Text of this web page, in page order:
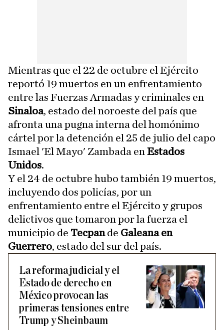
Mientras que el 22 de octubre el Ejército
reportó 19 muertos en un enfrentamiento
entre las Fuerzas Armadas y criminales en
Sinaloa, estado del noroeste del país que
afronta una pugna interna del homónimo
cártel por la detención el 25 de julio del capo
Ismael 'El Mayo' Zambada en Estados
Unidos.
Y el 24 de octubre hubo también 19 muertos,
incluyendo dos policías, por un
enfrentamiento entre el Ejército y grupos
delictivos que tomaron por la fuerza el
municipio de Tecpande Galeana en
Guerrero, estado del sur del país.
La reforma judicial y el
Estado de derecho en
México provocan las
primeras tensiones entre
Trump y Sheinbaum